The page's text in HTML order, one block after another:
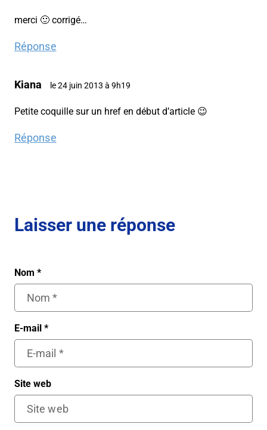
merci 🙂 corrigé…
Réponse
Kiana le 24 juin 2013 à 9h19
Petite coquille sur un href en début d’article 😉
Réponse
Laisser une réponse
Nom *
E-mail *
Site web